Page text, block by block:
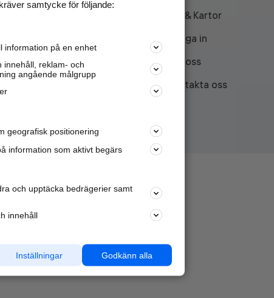
nya kunder och
samarbetspartners nära dig.
Läs mer här
API & Kartor
Logga in
Om oss
Kontakta oss
samtycke för följande:
information på en enhet
innehåll, reklam- och
angående målgrupp
geografisk positionering
information som aktivt begärs
och upptäcka bedrägerier samt
innehåll
Godkänn alla
Inställningar